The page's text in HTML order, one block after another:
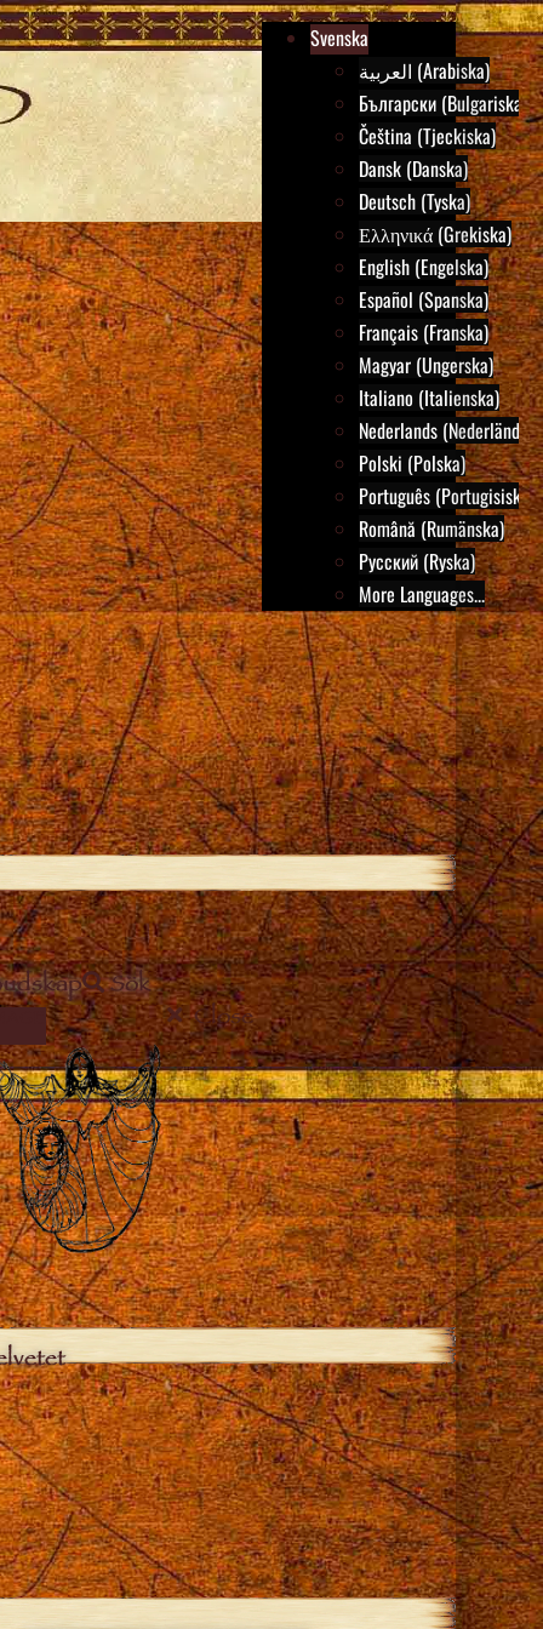
Svenska
العربية (Arabiska)
Български (Bulgariska)
Čeština (Tjeckiska)
Dansk (Danska)
Deutsch (Tyska)
Ελληνικά (Grekiska)
English (Engelska)
Español (Spanska)
Français (Franska)
Magyar (Ungerska)
Italiano (Italienska)
Nederlands
Polski (Polska)
Português (Portugisiska)
Română (Rumänska)
Русский (Ryska)
More Languages...
Sök
Close